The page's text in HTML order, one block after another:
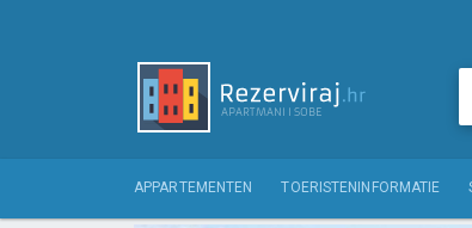
APPARTEMENTEN TOERISTENINFORMATIE